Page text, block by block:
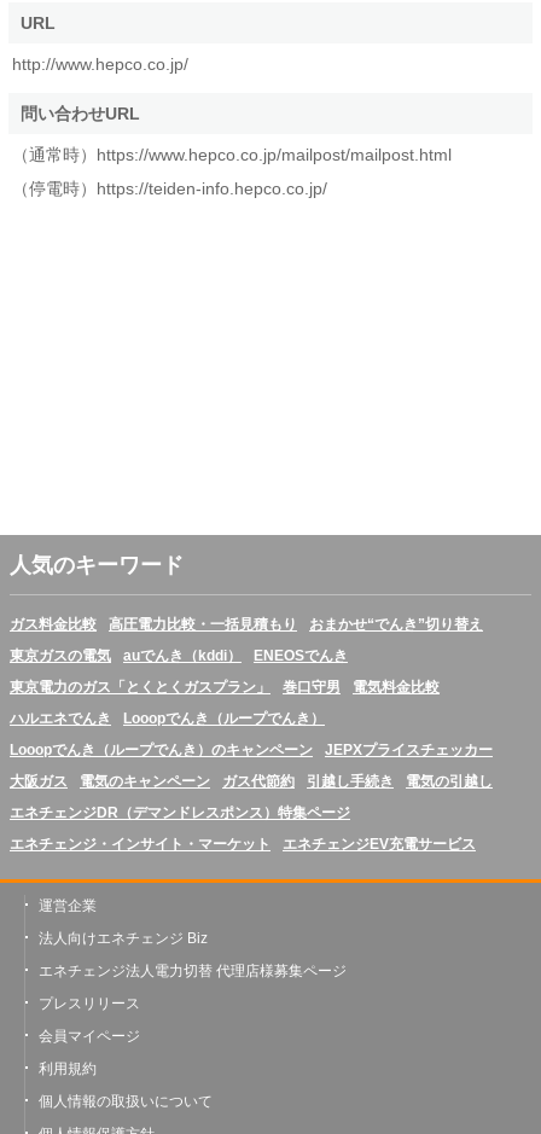
URL
http://www.hepco.co.jp/
問い合わせURL
（通常時）https://www.hepco.co.jp/mailpost/mailpost.html
（停電時）https://teiden-info.hepco.co.jp/
人気のキーワード
ガス料金比較 高圧電力比較・一括見積もり
おまかせ“でんき”切り替え
東京ガスの電気
auでんき（kddi）
ENEOSでんき
東京電力のガス「とくとくガスプラン」
巻口守男
電気料金比較
ハルエネでんき
Looopでんき（ループでんき）
Looopでんき（ループでんき）のキャンペーン
JEPXプライスチェッカー
大阪ガス
電気のキャンペーン ガス代節約 引越し手続き
電気の引越し
エネチェンジDR（デマンドレスポンス）特集ページ
エネチェンジ・インサイト・マーケット
エネチェンジEV充電サービス
運営企業
法人向けエネチェンジ Biz
エネチェンジ法人電力切替 代理店様募集ページ
プレスリリース
会員マイページ
利用規約
個人情報の取扱いについて